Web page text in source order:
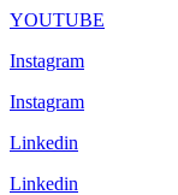
YOUTUBE
Instagram
Instagram
Linkedin
Linkedin